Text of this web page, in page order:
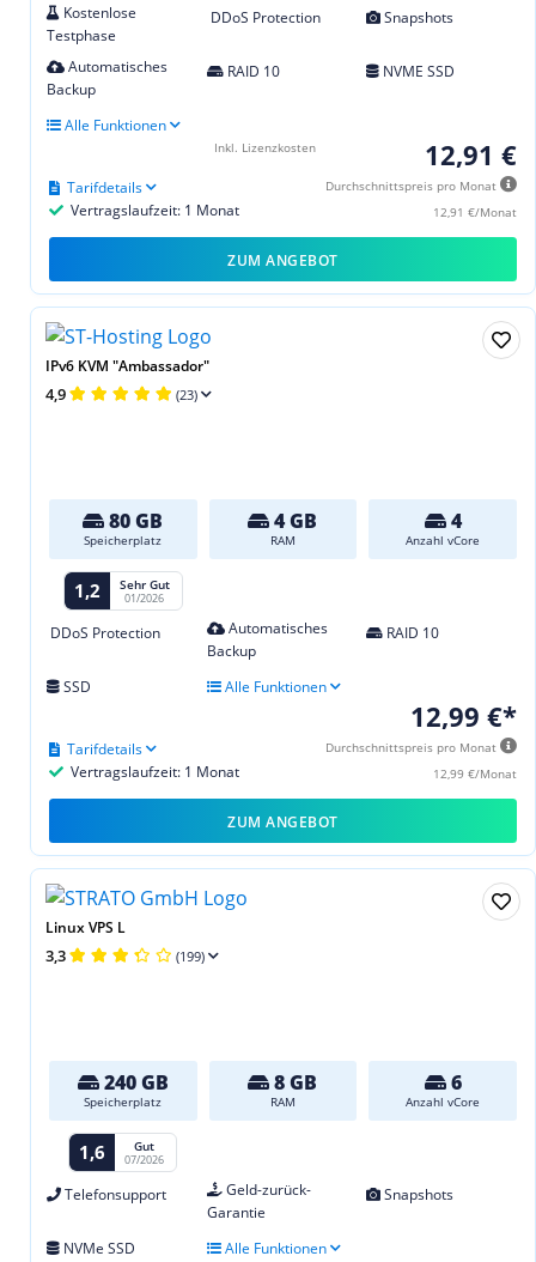
Kostenlose
Testphase
DDoS Protection Snapshots
Automatisches
Backup
RAID 10 NVME SSD
Alle Funktionen
12,91 €
Durchschnittspreis pro Monat
12,91 €/Monat
Vertragslaufzeit: 1 Monat
Tarifdetails
Inkl. Lizenzkosten
ZUM ANGEBOT
IPv6 KVM "Ambassador"
4,9 (23)
80 GB
Speicherplatz
4 GB
RAM
4
Anzahl vCore
1,2 Sehr Gut
01/2026
DDoS Protection
Automatisches
Backup
RAID 10
SSD Alle Funktionen
12,99 €*
Durchschnittspreis pro Monat
12,99 €/Monat
Vertragslaufzeit: 1 Monat
Tarifdetails
ZUM ANGEBOT
Linux VPS L
3,3 (199)
240 GB
Speicherplatz
8 GB
RAM
6
Anzahl vCore
1,6 Gut
07/2026
Telefonsupport
Geld-zurück-
Garantie
Snapshots
NVMe SSD Alle Funktionen